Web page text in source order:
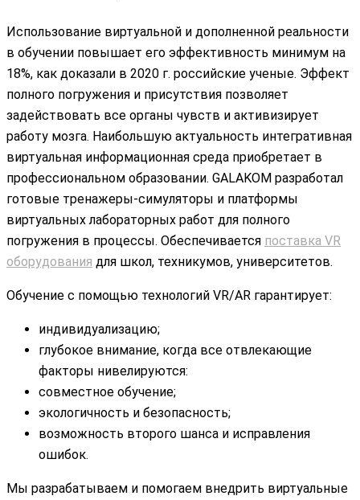
Использование виртуальной и дополненной реальности
в обучении повышает его эффективность минимум на
18%, как доказали в 2020 г. российские ученые. Эффект
полного погружения и присутствия позволяет
задействовать все органы чувств и активизирует
работу мозга. Наибольшую актуальность интегративная
виртуальная информационная среда приобретает в
профессиональном образовании. GALAKOM разработал
готовые тренажеры-симуляторы и платформы
виртуальных лабораторных работ для полного
погружения в процессы. Обеспечивается поставка VR
оборудования для школ, техникумов, университетов.
Обучение с помощью технологий VR/AR гарантирует:
индивидуализацию;
глубокое внимание, когда все отвлекающие
факторы нивелируются:
совместное обучение;
экологичность и безопасность;
возможность второго шанса и исправления
ошибок.
Мы разрабатываем и помогаем внедрить виртуальные